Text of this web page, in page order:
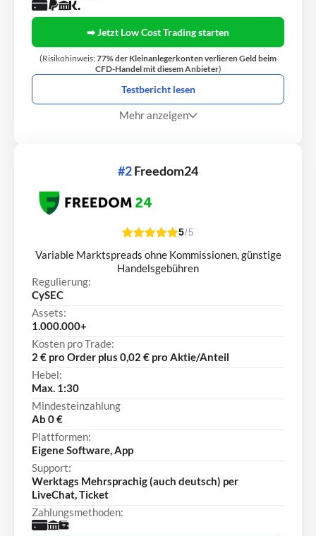
➡ Jetzt Low Cost Trading starten
(Risikohinweis:77% der Kleinanlegerkonten verlieren Geld beim
CFD-Handel mit diesem Anbieter)
Testbericht lesen
Mehr anzeigen
#2Freedom24
5/5
Variable Marktspreads ohne Kommissionen, günstige
Handelsgebühren
Regulierung:
CySEC
Assets:
1.000.000+
Kosten pro Trade:
2 € pro Order plus 0,02 € pro Aktie/Anteil
Hebel:
Max. 1:30
Mindesteinzahlung
Ab 0 €
Plattformen:
Eigene Software, App
Support:
Werktags Mehrsprachig (auch deutsch) per
LiveChat, Ticket
Zahlungsmethoden: